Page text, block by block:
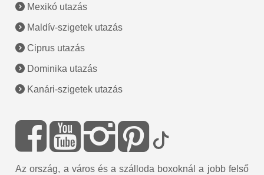
Mexikó utazás
Maldív-szigetek utazás
Ciprus utazás
Dominika utazás
Kanári-szigetek utazás
Az ország, a város és a szálloda boxoknál a jobb felső